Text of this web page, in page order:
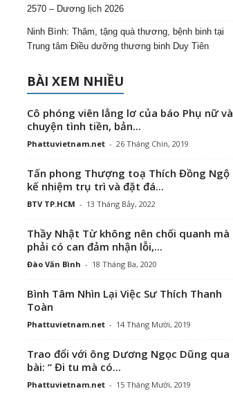
2570 – Dương lịch 2026
Ninh Bình: Thăm, tặng quà thương, bệnh binh tại
Trung tâm Điều dưỡng thương binh Duy Tiên
BÀI XEM NHIỀU
Cô phóng viên lẳng lơ của báo Phụ nữ và
chuyện tình tiền, bản...
Phattuvietnam.net - 26 Tháng Chín, 2019
Tấn phong Thượng toạ Thích Đồng Ngộ
kế nhiệm trụ trì và đặt đá...
BTV TP.HCM - 13 Tháng Bảy, 2022
Thầy Nhật Từ không nên chối quanh mà
phải có can đảm nhận lỗi,...
Đào Văn Bình - 18 Tháng Ba, 2020
Bình Tâm Nhìn Lại Việc Sư Thích Thanh
Toàn
Phattuvietnam.net - 14 Tháng Mười, 2019
Trao đổi với ông Dương Ngọc Dũng qua
bài: “ Đi tu mà có...
Phattuvietnam.net - 15 Tháng Mười, 2019